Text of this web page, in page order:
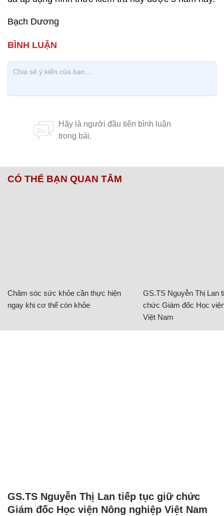
Bạch Dương
CÓ THỂ BẠN QUAN TÂM
Chăm sóc sức khỏe cần thực hiện
ngay khi cơ thể còn khỏe
GS.TS Nguyễn Thị Lan
chức Giám đốc Học
Việt Nam
GS.TS Nguyễn Thị Lan tiếp tục giữ chức
Giám đốc Học viện Nông nghiệp Việt Nam